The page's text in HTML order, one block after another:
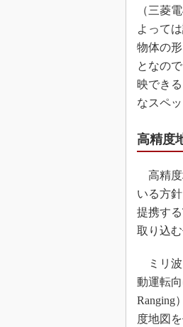
（三菱
よって
物体の
となの
映でき
なスペ
高精度
高精度
いる方
提携す
取り込む
ミリ波
動運転
Ranging
度地図